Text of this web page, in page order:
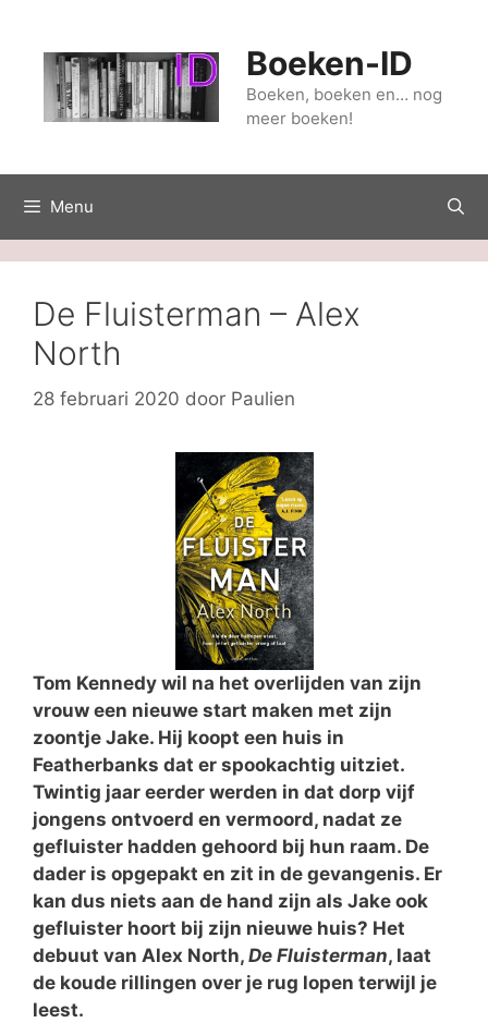
inhoud
Boeken-ID
Boeken, boeken en… nog
meer boeken!
Menu
De Fluisterman – Alex
North
28 februari 2020 door Paulien
Tom Kennedy wil na het overlijden van zijn
vrouw een nieuwe start maken met zijn
zoontje Jake. Hij koopt een huis in
Featherbanks dat er spookachtig uitziet.
Twintig jaar eerder werden in dat dorp vijf
jongens ontvoerd en vermoord, nadat ze
gefluister hadden gehoord bij hun raam. De
dader is opgepakt en zit in de gevangenis. Er
kan dus niets aan de hand zijn als Jake ook
gefluister hoort bij zijn nieuwe huis? Het
debuut van Alex North, De Fluisterman, laat
de koude rillingen over je rug lopen terwijl je
leest.